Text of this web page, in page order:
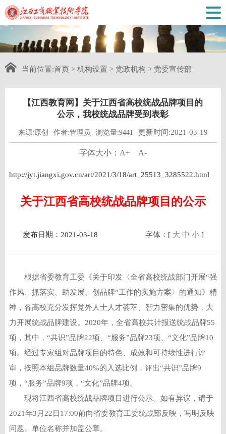
当前位置:首页 > 机构设置 > 党政机构 > 党委宣传部
【江西教育网】关于江西省高校统战品牌项目的
公示，我校统战品牌受到表彰
来源:原创 作者:管理员 浏览量:9441 更新时间:2021-03-19
字体大小： A+ A-
http://jyt.jiangxi.gov.cn/art/2021/3/18/art_25513_3285522.html
关于江西省高校统战品牌项目的公示
发布日期：2021-03-18 字体：[ 大 中 小]
根据省委教育工委《关于印发〈全省高校统战部门开展“强
作风、抓落实、助发展、创品牌”工作的实施方案〉的通知》精
神，各高校充分发挥党外人士人才荟萃、智力密集的优势，大
力开展统战品牌建设。2020年，全省高校共计报送统战品牌55
项，其中，“共识”品牌22项、“服务”品牌23项、“文化”品牌10
项。经过专家组对品牌项目的特色、成效和可持续性进行评
审，按照本组品牌数量40%的入选比例，评出“共识”品牌9
项，“服务”品牌9项，“文化”品牌4项。
现将江西省高校统战品牌项目进行公示。如有异议，请于
2021年3月22日17:00前向省委教育工委统战部反映，写明反映
问题、单位名称并加盖公章。